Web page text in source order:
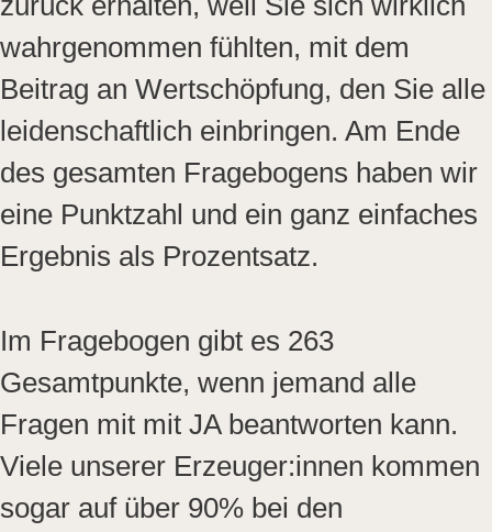
wahrgenommen fühlten, mit dem
Beitrag an Wertschöpfung, den Sie alle
leidenschaftlich einbringen. Am Ende
des gesamten Fragebogens haben wir
eine Punktzahl und ein ganz einfaches
Ergebnis als Prozentsatz.
Im Fragebogen gibt es 263
Gesamtpunkte, wenn jemand alle
Fragen mit mit JA beantworten kann.
Viele unserer Erzeuger:innen kommen
sogar auf über 90% bei den